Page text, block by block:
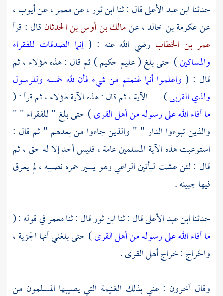
حدثناابن عبد الأعلىقال : ثناابن ثور، عنمعمر، عنأيوب،
عنعكرمة بن خالد، عنمالك بن أوس بن الحدثان قال : قرأ
عمر بن الخطاب رضي الله عنه : (إنما الصدقات للفقراء
والمساكين) حتى بلغ ( عليم حكيم ) ثم قال : هذه لهؤلاء ، ثم
قال : ( واعلموا أنما غنمتم من شيء فأن لله خمسه وللرسول
ولذي القربى) . . . الآية ، ثم قال : هذه الآية لهؤلاء ، ثم قرأ : (
ما أفاء الله على رسوله من أهل القرى) حتى بلغ " للفقراء " "
والذين تبوءوا الدار " " والذين جاءوا من بعدهم " ثم قال :
استوعبت هذه الآية المسلمين عامة ، فليس أحد إلا له حق ، ثم
قال : لئن عشت ليأتين الراعي وهو يسير حمره نصيبه ، لم يعرق
فيها جبينه .
حدثناابن عبد الأعلىقال : ثناابن ثورقال : ثنامعمرفي قوله : (
ما أفاء الله على رسوله من أهل القرى) حتى بلغني أنها الجزية ،
والخراج : خراج أهل القرى .
وقال آخرون : عني بذلك الغنيمة التي يصيبها المسلمون من